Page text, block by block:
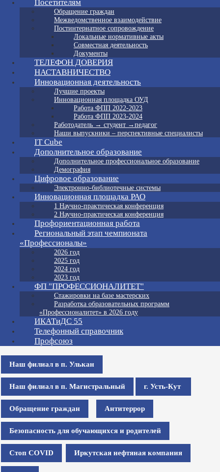
Посетителям
Обращение граждан
Межведомственное взаимодействие
Постинтернатное сопровождение
Локальные нормативные акты
Совместная деятельность
Документы
ТЕЛЕФОН ДОВЕРИЯ
НАСТАВНИЧЕСТВО
Инновационная деятельность
Лучшие проекты
Инновационная площадка ОУД
Работа ФПП 2022-2023
Работа ФПП 2023-2024
Работодатель → студент →педагог
Наши выпускники – перспективные специалисты
IT Cube
Дополнительное образование
Дополнительное профессиональное образование
Демография
Цифровое образование
Электронно-библиотечные системы
Инновационная площадка РАО
1 Научно-практическая конференция
2 Научно-практическая конференция
Профориентационная работа
Региональный этап чемпионата
«Профессионалы»
2026 год
2025 год
2024 год
2023 год
ФП "ПРОФЕССИОНАЛИТЕТ"
Стажировки на базе мастерских
Разработка образовательных программ
«Профессионалитет» в 2026 году
ИКАТиДС 55
Телефонный справочник
Профсоюз
Наш филиал в п. Улькан
Наш филиал в п. Магистральный г. Усть-Кут
Обращение граждан Антитеррор
Безопасность для обучающихся и родителей
Стоп COVID Иркутская нефтяная компания